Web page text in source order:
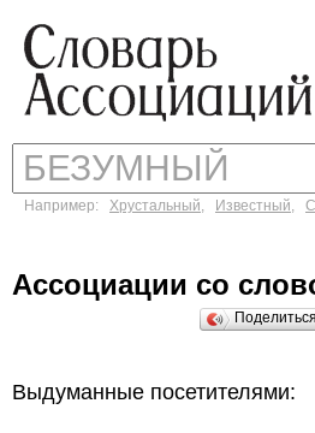
Например: Хрустальный, Известный,
Ассоциации со
Выдуманные посетителями: